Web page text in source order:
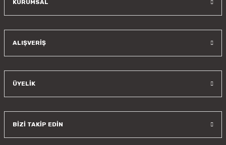
KURUMSAL
ALIŞVERİŞ
ÜYELİK
BİZİ TAKİP EDİN